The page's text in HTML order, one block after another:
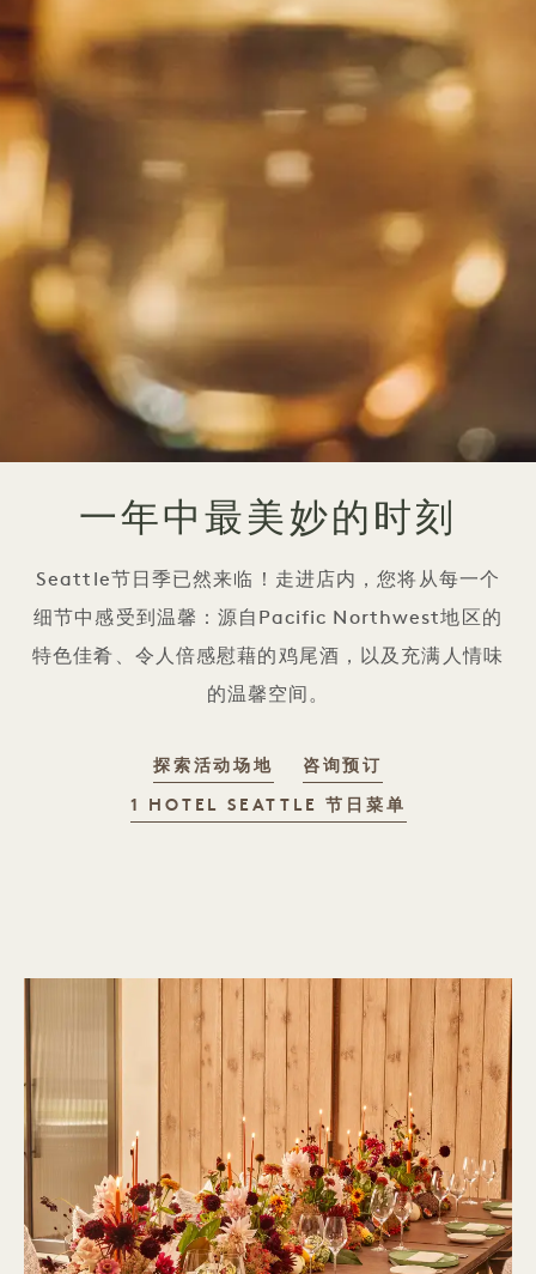
一年中最美妙的时刻
Seattle节日季已然来临！走进店内，您将从每一个
细节中感受到温馨：源自Pacific Northwest地区的
特色佳肴、令人倍感慰藉的鸡尾酒，以及充满人情味
的温馨空间。
探索活动场地 咨询预订
1 HOTEL SEATTLE 节日菜单